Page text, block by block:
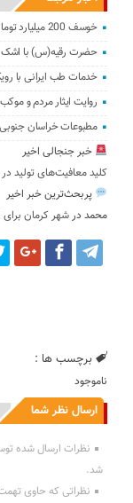
خوسف 200 میلیارد تومان اعتبار آبرسانی جذب کرد؛ آب همچنان دغدغه نخست
حضرت رقیه(س) با اشک
خدمات طب ایرانی با
روایت ایثار مردم و
مطبوعات خراسان جنوبی در20 تیر/بدرقه حماسی
خبر جنجالی اخیر
کلید معافیت‌های تولید
پربحث‌ترین خبر اخیر
محمد درشهر کرمان برای
برچسب ها :
ناموجود
ارسال نظر شما
انتشار یافته : 0
نظرات ارسال شده
شد.
نظراتی که حاوی